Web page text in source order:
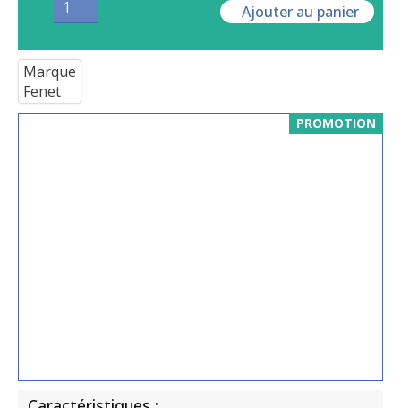
PROMOTION
Marque
Fenet
Ajouter au panier